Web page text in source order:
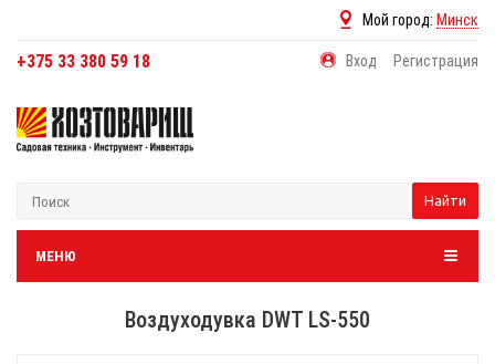
Мой город: Минск
+375 33 380 59 18 Вход Регистрация
Найти
МЕНЮ
Воздуходувка DWT LS-550